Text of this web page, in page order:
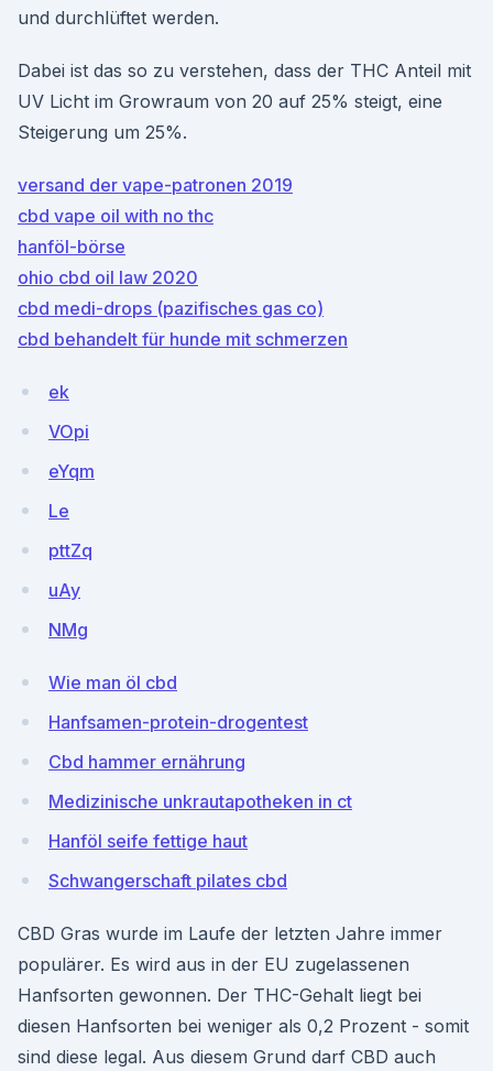
und durchlüftet werden.
Dabei ist das so zu verstehen, dass der THC Anteil mit
UV Licht im Growraum von 20 auf 25% steigt, eine
Steigerung um 25%.
versand der vape-patronen 2019
cbd vape oil with no thc
hanföl-börse
ohio cbd oil law 2020
cbd medi-drops (pazifisches gas co)
cbd behandelt für hunde mit schmerzen
ek
VOpi
eYqm
Le
pttZq
uAy
NMg
Wie man öl cbd
Hanfsamen-protein-drogentest
Cbd hammer ernährung
Medizinische unkrautapotheken in ct
Hanföl seife fettige haut
Schwangerschaft pilates cbd
CBD Gras wurde im Laufe der letzten Jahre immer
populärer. Es wird aus in der EU zugelassenen
Hanfsorten gewonnen. Der THC-Gehalt liegt bei
diesen Hanfsorten bei weniger als 0,2 Prozent - somit
sind diese legal. Aus diesem Grund darf CBD auch